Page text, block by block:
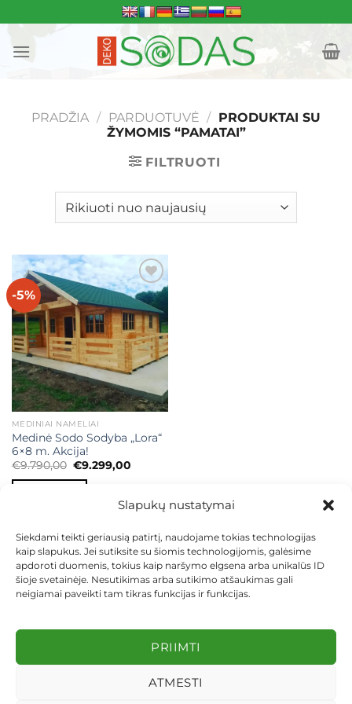
Slapukų nustatymai
Siekdami teikti geriausią patirtį, naudojame tokias technologijas
kaip slapukus. Jei sutiksite su šiomis technologijomis, galėsime
apdoroti duomenis, tokius kaip naršymo elgsena arba unikalūs ID
šioje svetainėje. Nesutikimas arba sutikimo atšaukimas gali
neigiamai paveikti tam tikras funkcijas ir funkcijas.
PRIIMTI
ATMESTI
to
content
PRADŽIA / PARDUOTUVĖ / PRODUKTAI SU
ŽYMOMIS “PAMATAI”
FILTRUOTI
-5% Mėgstamiausias
MEDINIAI NAMELIAI
Medinė Sodo Sodyba „Lora“
6×8 m. Akcija!
€9.790,00 Original
was:
€9.299,00Current
KEITIMAS IR GRĄŽINIMAS
PRIVATUMO POLITIKA
Visos teisės saugomos 2026 ©dekosodas.lt